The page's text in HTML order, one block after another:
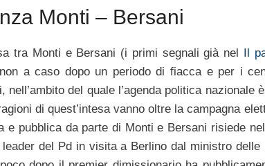
Monti – Bersani
tra Monti e Bersani (i primi segnali già nel Il
a caso dopo un periodo di fiacca e per i
del quale l’agenda politica nazionale
di quest’intesa vanno oltre la campagna
e pubblica da parte di Monti e Bersani risiede
del Pd in visita a Berlino dal ministro delle